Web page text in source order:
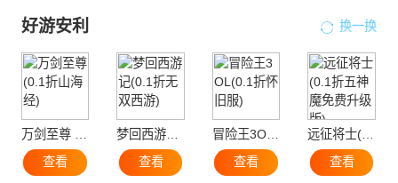
好游安利 换一换
万剑至尊 (0.1折山海经)
查看
梦回西游记(0.1折无双西游)
查看
冒险王3OL(0.1折怀旧服)
查看
远征将士(0.1折五神魔免费升级版)
查看